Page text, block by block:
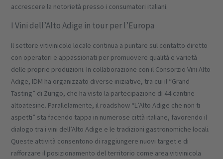
accrescere la notorietà presso i consumatori italiani.
I Vini dell’Alto Adige in tour per l’Europa
Il settore vitivinicolo locale continua a puntare sul contatto diretto
con operatori e appassionati per promuovere qualità e varietà
delle proprie produzioni. In collaborazione con il Consorzio Vini Alto
Adige, IDM ha organizzato diverse iniziative, tra cui il “Grand
Tasting” di Zurigo, che ha visto la partecipazione di 44 cantine
altoatesine. Parallelamente, il roadshow “L’Alto Adige che non ti
aspetti” sta facendo tappa in numerose città italiane, favorendo il
dialogo tra i vini dell’Alto Adige e le tradizioni gastronomiche locali.
Queste attività consentono di raggiungere nuovi target e di
rafforzare il posizionamento del territorio come area vitivinicola